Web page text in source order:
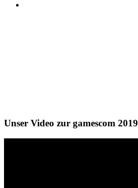
Unser Video zur gamescom 2019